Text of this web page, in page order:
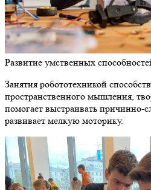
Развитие умственных
Занятия робототехникой
пространственного мышления,
помогает выстраивать причинно-
развивает мелкую моторику.